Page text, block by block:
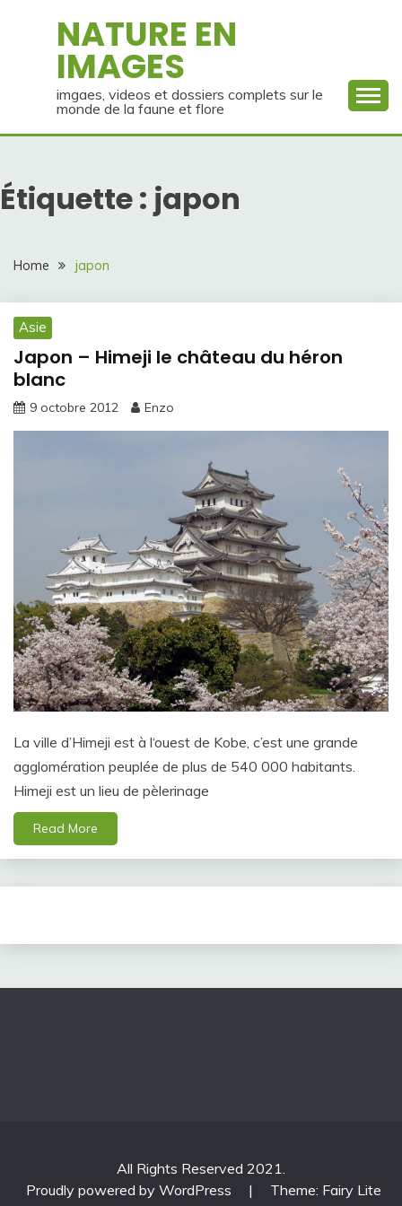
NATURE EN
IMAGES
imgaes, videos et dossiers complets sur le
monde de la faune et flore
Étiquette : japon
Home japon
Asie
Japon – Himeji le château du héron
blanc
9 octobre 2012 Enzo
La ville d’Himeji est à l‘ouest de Kobe, c’est une grande
agglomération peuplée de plus de 540 000 habitants.
Himeji est un lieu de pèlerinage
Read More
All Rights Reserved 2021.
Proudly powered by WordPress
|
Theme: Fairy Lite